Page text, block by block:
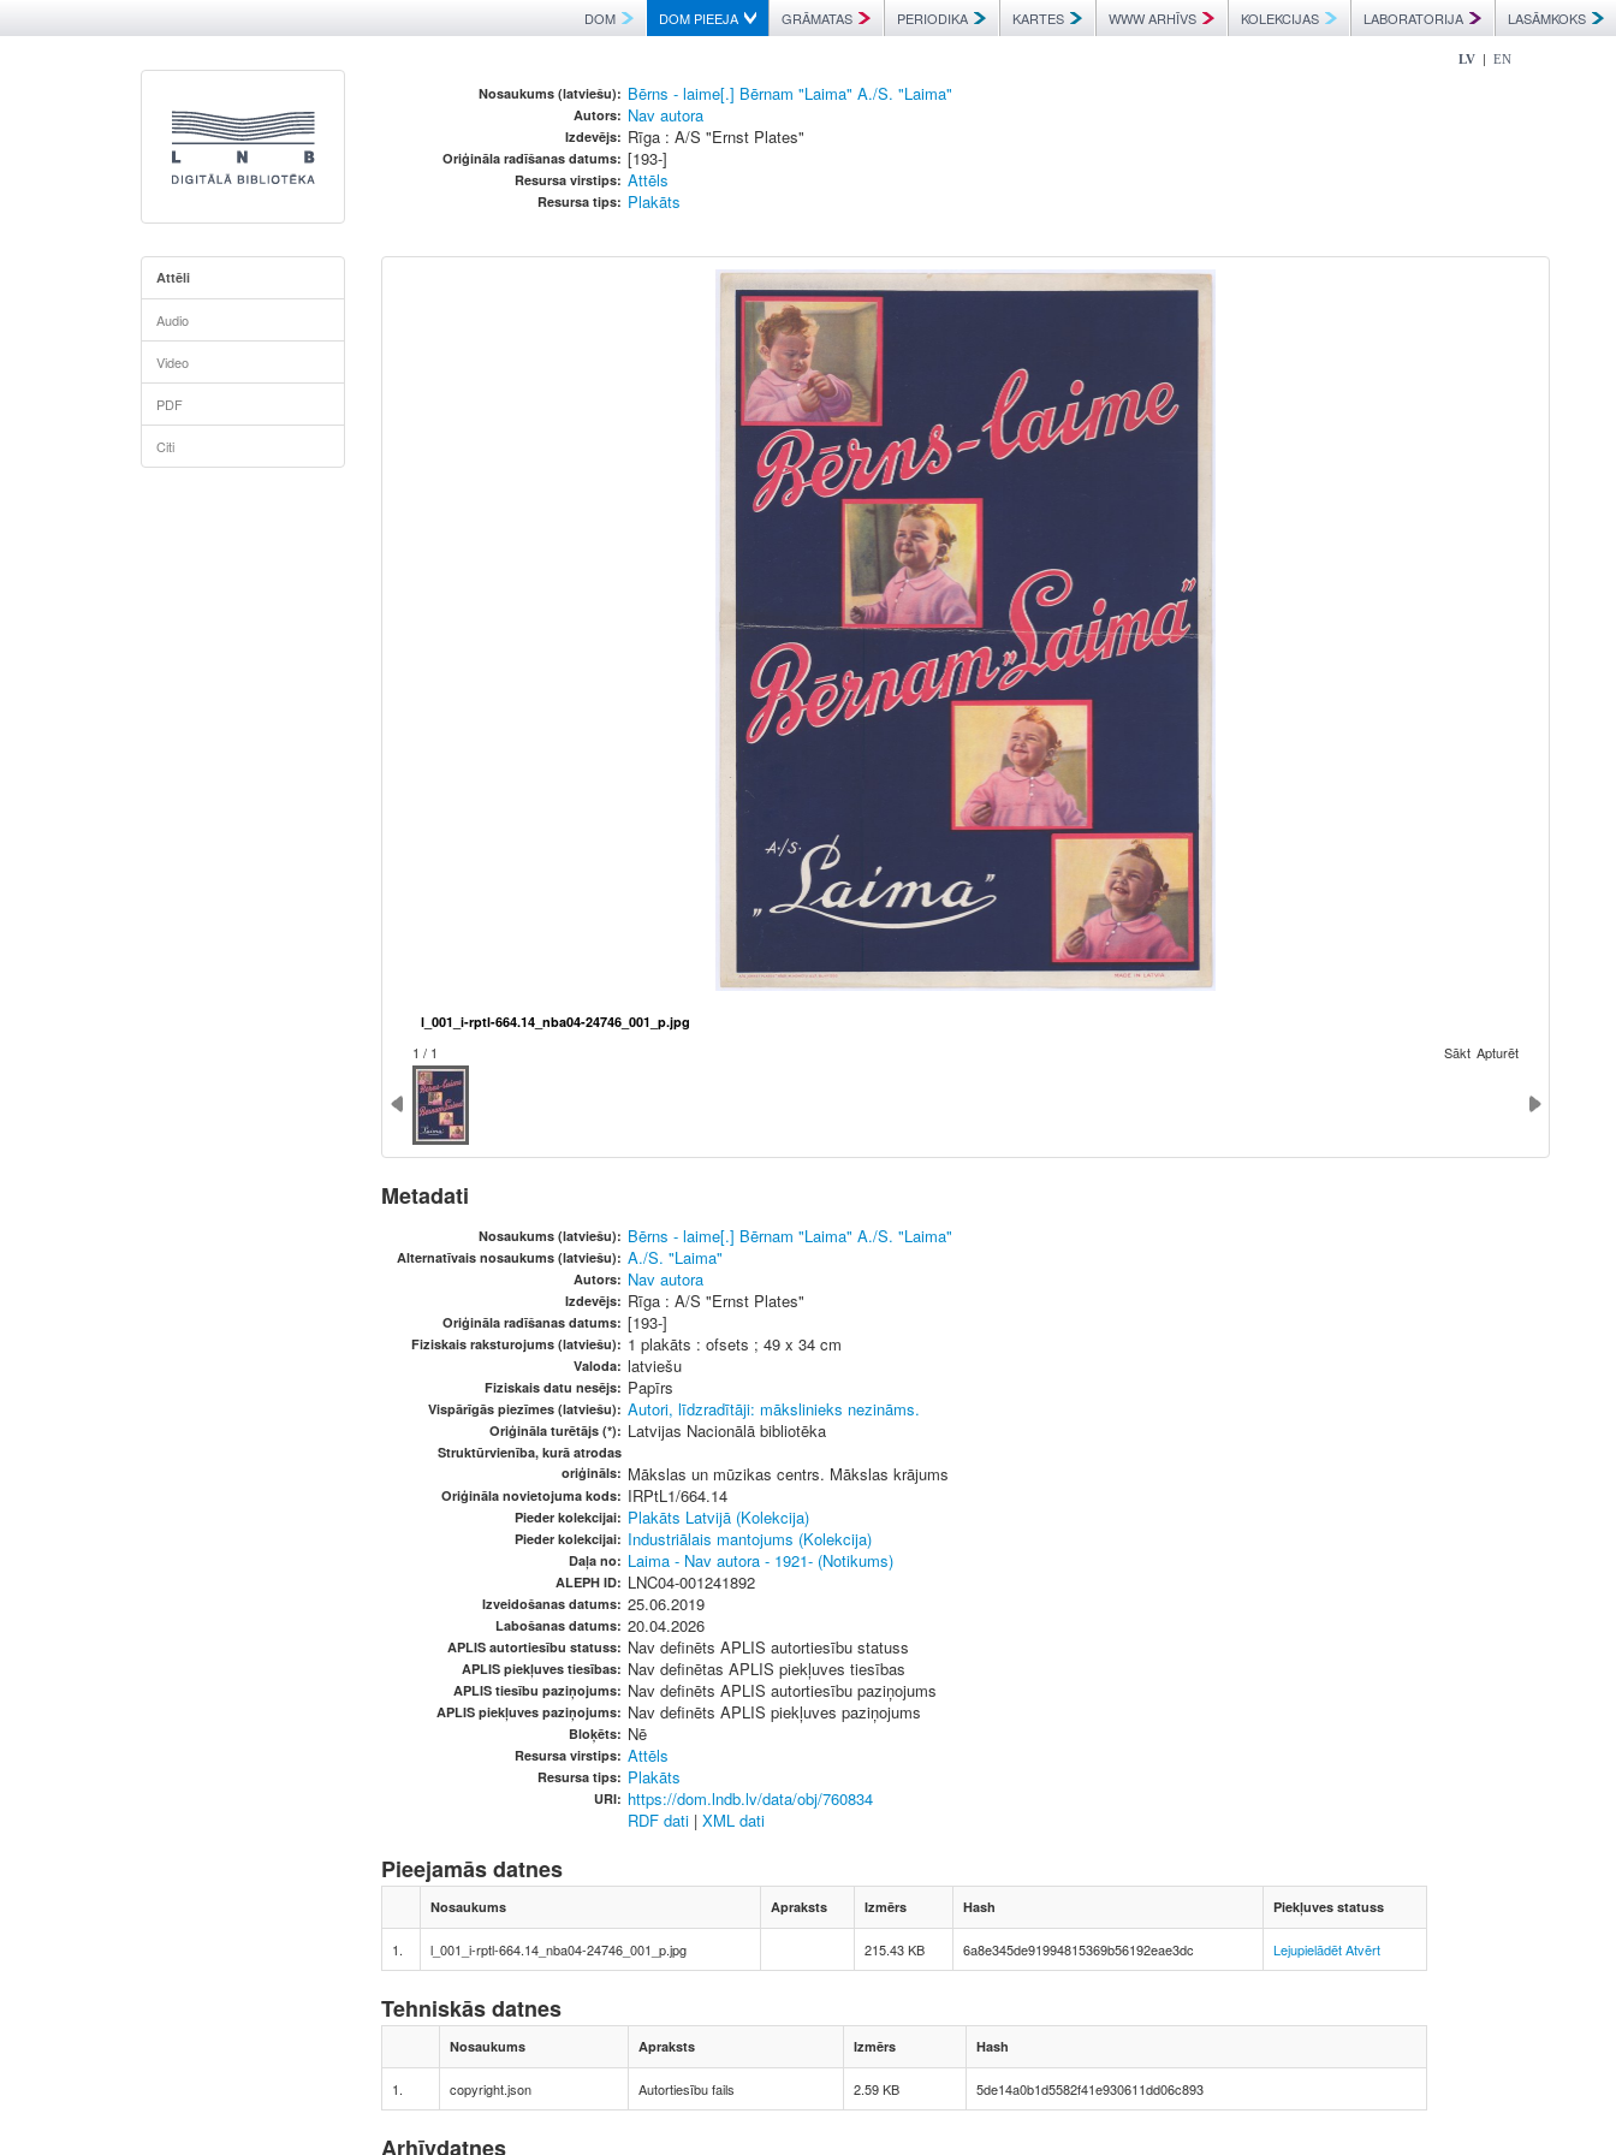
DOM DOM PIEEJA GRĀMATAS PERIODIKA KARTES WWW ARHĪVS KOLEKCIJAS LABORATORIJA LASĀMKOKS
LV | EN
Nosaukums (latviešu): Bērns - laime[.] Bērnam "Laima" A./S. "Laima"
Autors: Nav autora
Izdevējs: Rīga : A/S "Ernst Plates"
Oriģināla radīšanas datums: [193-]
Resursa virstips: Attēls
Resursa tips: Plakāts
Attēli
Audio
Video
PDF
Citi
l_001_i-rptl-664.14_nba04-24746_001_p.jpg
1 / 1 Sākt Apturēt
Metadati
Nosaukums (latviešu): Bērns - laime[.] Bērnam "Laima" A./S. "Laima"
Alternatīvais nosaukums (latviešu): A./S. "Laima"
Autors: Nav autora
Izdevējs: Rīga : A/S "Ernst Plates"
Oriģināla radīšanas datums: [193-]
Fiziskais raksturojums (latviešu): 1 plakāts : ofsets ; 49 x 34 cm
Valoda: latviešu
Fiziskais datu nesējs: Papīrs
Vispārīgās piezīmes (latviešu): Autori, līdzradītāji: mākslinieks nezināms.
Oriģināla turētājs (*): Latvijas Nacionālā bibliotēka
Struktūrvienība, kurā atrodas
oriģināls: Mākslas un mūzikas centrs. Mākslas krājums
Oriģināla novietojuma kods: IRPtL1/664.14
Pieder kolekcijai: Plakāts Latvijā (Kolekcija)
Pieder kolekcijai: Industriālais mantojums (Kolekcija)
Daļa no: Laima - Nav autora - 1921- (Notikums)
ALEPH ID: LNC04-001241892
Izveidošanas datums: 25.06.2019
Labošanas datums: 20.04.2026
APLIS autortiesību statuss: Nav definēts APLIS autortiesību statuss
APLIS piekļuves tiesības: Nav definētas APLIS piekļuves tiesības
APLIS tiesību paziņojums: Nav definēts APLIS autortiesību paziņojums
APLIS piekļuves paziņojums: Nav definēts APLIS piekļuves paziņojums
Bloķēts: Nē
Resursa virstips: Attēls
Resursa tips: Plakāts
URI: https://dom.lndb.lv/data/obj/760834
RDF dati | XML dati
Pieejamās datnes
Nosaukums Apraksts Izmērs Hash Piekļuves statuss
1. l_001_i-rptl-664.14_nba04-24746_001_p.jpg 215.43 KB 6a8e345de91994815369b56192eae3dc LejupielādētAtvērt
Tehniskās datnes
Nosaukums Apraksts Izmērs Hash
1. copyright.json Autortiesību fails 2.59 KB 5de14a0b1d5582f41e930611dd06c893
Arhīvdatnes